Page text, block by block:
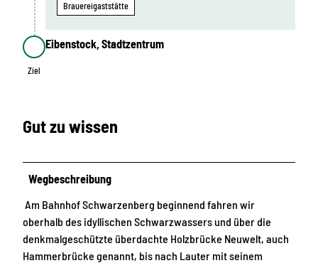
Brauereigaststätte
Ziel
Ziel
Eibenstock, Stadtzentrum
Gut zu wissen
Wegbeschreibung
Am Bahnhof Schwarzenberg beginnend fahren wir
oberhalb des idyllischen Schwarzwassers und über die
denkmalgeschützte überdachte Holzbrücke Neuwelt, auch
Hammerbrücke genannt, bis nach Lauter mit seinem